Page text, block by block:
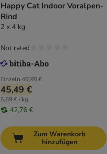
Happy Cat Indoor Voralpen-
Rind
2 x 4 kg
Einzeln 46,98 €
45,49 €
5,69 € / kg
42,76 €
Not rated
Zum Warenkorb
hinzufügen